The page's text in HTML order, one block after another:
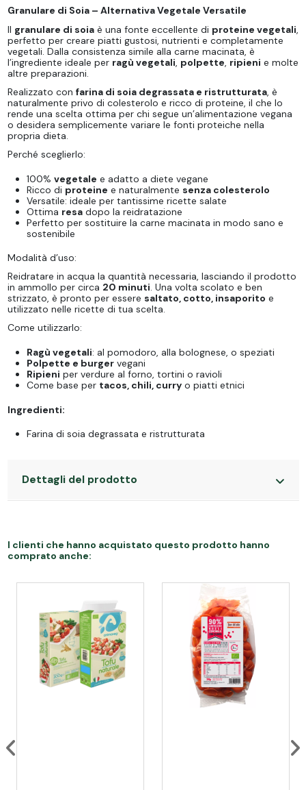
Granulare di Soia – Alternativa Vegetale Versatile
Il granulare di soiaè una fonte eccellente di proteine vegetali
perfetto per creare piatti gustosi, nutrienti e completamente
vegetali. Dalla consistenza simile alla carne macinata, è
l’ingrediente ideale per ragù vegetali polpette ripieni e molte
altre preparazioni.
Realizzato con farina di soia degrassata e ristrutturata, è
naturalmente privo di colesterolo e ricco di proteine, il che lo
rende una scelta ottima per chi segue un’alimentazione vegana
o desidera semplicemente variare le fonti proteiche nella
propria dieta.
Perché sceglierlo:
100% vegetale e adatto a diete vegane
Ricco di proteine e naturalmente senza colesterolo
Versatile: ideale per tantissime ricette salate
Ottima resadopo la reidratazione
Perfetto per sostituire la carne macinata in modo sano e
sostenibile
Modalità d’uso:
Reidratare in acqua la quantità necessaria, lasciando il prodotto
in ammollo per circa 20 minuti. Una volta scolato e ben
strizzato, è pronto per essere saltato, cotto, insaporito e
utilizzato nelle ricette di tua scelta.
Come utilizzarlo:
Ragù vegetali: al pomodoro, alla bolognese, o speziati
Polpette e burgervegani
Ripieni per verdure al forno, tortini o ravioli
Come base per tacos, chili, curryo piatti etnici
Ingredienti:
Farina di soia degrassata e ristrutturata
Dettagli del prodotto
I clienti che hanno acquistato questo prodotto hanno
comprato anche: